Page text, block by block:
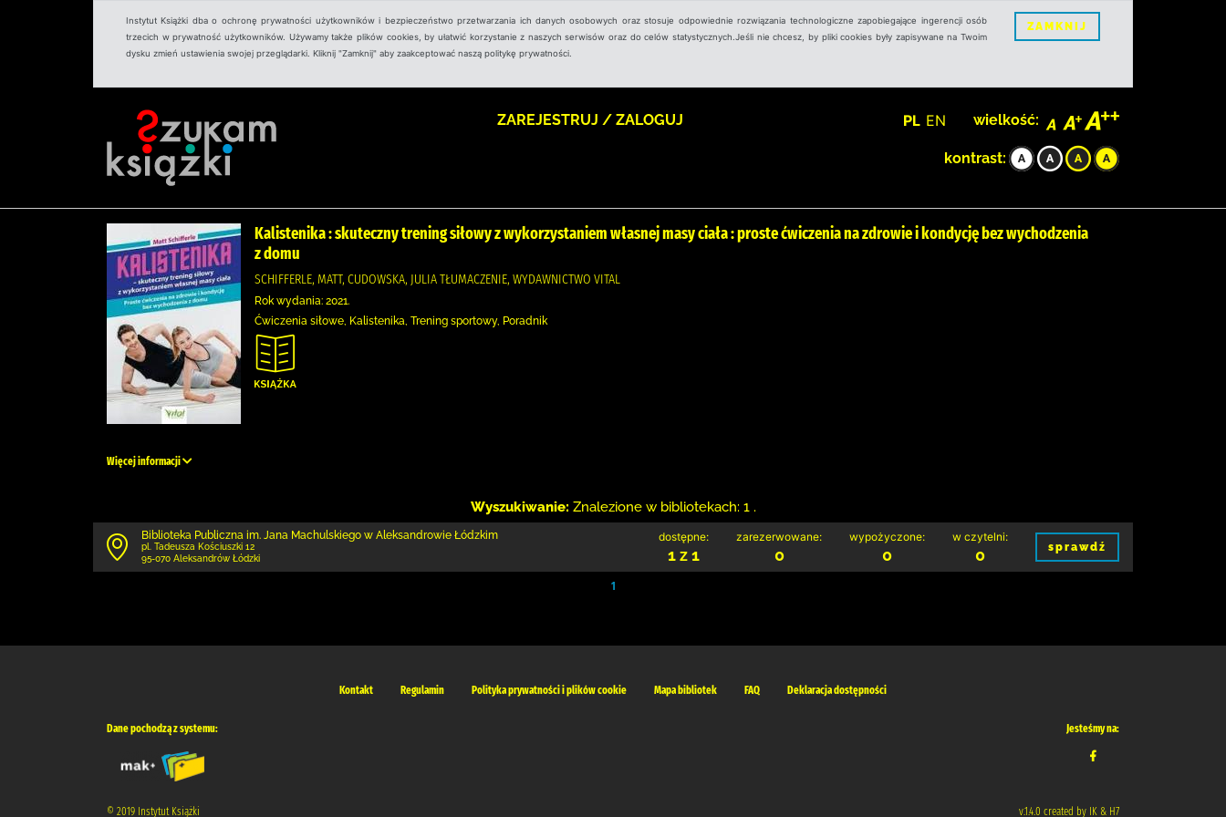
Instytut Książki dba o ochronę prywatności użytkowników i bezpieczeństwo przetwarzania ich danych osobowych oraz stosuje odpowiednie rozwiązania technologiczne zapobiegające ingerencji osób
trzecich w prywatność użytkowników. Używamy także plików cookies, by ułatwić korzystanie z naszych serwisów oraz do celów statystycznych.Jeśli nie chcesz, by pliki cookies były zapisywane na Twoim
dysku zmień ustawienia swojej przeglądarki. Kliknij "Zamknij" aby zaakceptować naszą politykę prywatności.
ZAMKNIJ
ZAREJESTRUJ / ZALOGUJ PL EN wielkość:
kontrast:
Kalistenika : skuteczny trening siłowy z wykorzystaniem własnej masy ciała : proste ćwiczenia na zdrowie i kondycję bez wychodzenia
z domu
SCHIFFERLE, MATT, CUDOWSKA, JULIA TŁUMACZENIE, WYDAWNICTWO VITAL
Rok wydania: 2021.
Ćwiczenia siłowe, Kalistenika, Trening sportowy, Poradnik
Więcej informacji
Wyszukiwanie: Znalezione w bibliotekach: 1 .
Biblioteka Publiczna im. Jana Machulskiego w Aleksandrowie Łódzkim
pl. Tadeusza Kościuszki 12
95-070 Aleksandrów Łódzki
dostępne:
1 z 1
zarezerwowane:
0
wypożyczone:
0
w czytelni:
0 sprawdź
1
Kontakt Regulamin Polityka prywatności i plików cookie Mapa bibliotek FAQ Deklaracja dostępności
Dane pochodzą z systemu: Jesteśmy na:
© 2019 Instytut Książki v.1.4.0 created by IK & H7